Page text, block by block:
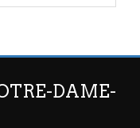
DAME-